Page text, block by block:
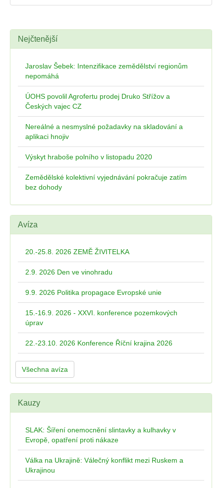
Nejčtenější
Jaroslav Šebek: Intenzifikace zemědělství regionům
nepomáhá
ÚOHS povolil Agrofertu prodej Druko Střížov a
Českých vajec CZ
Nereálné a nesmyslné požadavky na skladování a
aplikaci hnojiv
Výskyt hraboše polního v listopadu 2020
Zemědělské kolektivní vyjednávání pokračuje zatím
bez dohody
Avíza
20.-25.8. 2026 ZEMĚ ŽIVITELKA
2.9. 2026 Den ve vinohradu
9.9. 2026 Politika propagace Evropské unie
15.-16.9. 2026 - XXVI. konference pozemkových
úprav
22.-23.10. 2026 Konference Říční krajina 2026
Všechna avíza
Kauzy
SLAK: Šíření onemocnění slintavky a kulhavky v
Evropě, opatření proti nákaze
Válka na Ukrajině: Válečný konflikt mezi Ruskem a
Ukrajinou